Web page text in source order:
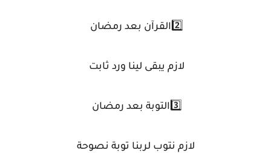
2️⃣القرآن بعد رمضان
لازم يبقى لينا ورد ثابت
3️⃣التوبة بعد رمضان
لازم نتوب لربنا توبة نصوحة